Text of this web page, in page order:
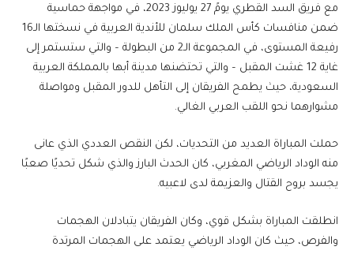
مع فريق السد القطري يومً 27 يوليوز 2023، في مواجهة حماسية
ضمن منافسات كأس الملك سلمان للأندية العربية في نسختها الـ16
رفيعة المستوى، في المجموعة الـ2 من البطولة – والتي ستستمر إلى
غاية 12 غشت المقبل – والتي تحتضنها مدينة أبها بالمملكة العربية
السعودية، حيث يطمح الفريقان إلى التأهل للدور المقبل ومواصلة
مشوارهما نحو اللقب العربي الغالي.
حملت المباراة العديد من التحديات، لكن النقص العددي الذي عانى
منه الوداد الرياضي المغربي، كان الحدث البارز والذي شكل تحديًا صعبًا
يجسد بروح القتال والعزيمة لدى لاعبيه.
انطلقت المباراة بشكل قوي، وكان الفريقان يتبادلان الهجمات
والفرص، حيث كان الوداد الرياضي يعتمد على الهجمات المرتدة